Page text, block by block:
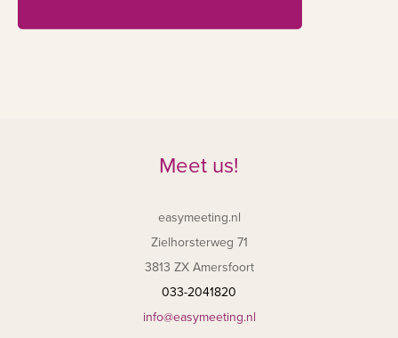
Meet us!
easymeeting.nl
Zielhorsterweg 71
3813 ZX Amersfoort
033-2041820
info@easymeeting.nl